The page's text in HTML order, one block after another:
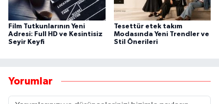
Film Tutkunlarının Yeni
Adresi: Full HD ve Kesintisiz
Seyir Keyfi
Tesettür etek takım
Modasında Yeni Trendler ve
Stil Önerileri
Yorumlar